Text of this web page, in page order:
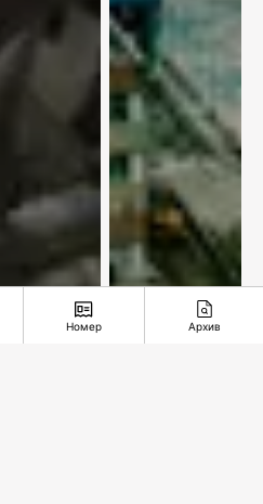
Несправедливость
Казахстан
делает
Номер Архив